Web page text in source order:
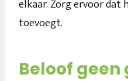
elkaar. Zorg ervoor
toevoegt.
Beloof geen